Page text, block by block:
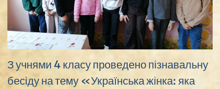
З учнями 4 класу проведено пізнавальну
бесіду на тему «Українська жінка: яка